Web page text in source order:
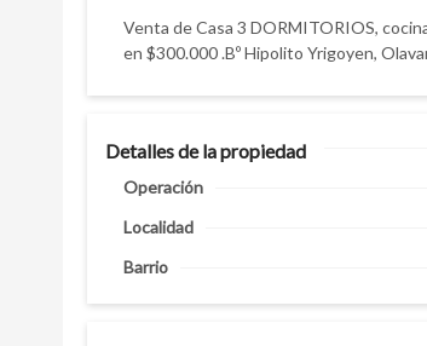
Venta de Casa 3 DORMITORIOS,
en $300.000 .Bº Hipolito Yrigoyen,
Detalles de la propiedad
Operación
Localidad
Barrio